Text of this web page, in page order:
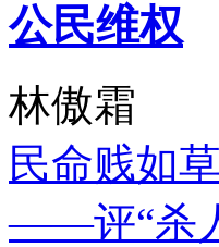
公民维权
林傲霜
民命贱如草
——评“杀